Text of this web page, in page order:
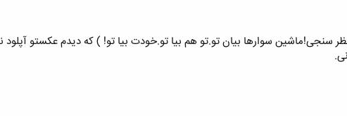
سنجی!ماشین سوارها بیان تو.تو هم بیا تو.خودت بیا تو! ) که دیدم عکستو آپلود